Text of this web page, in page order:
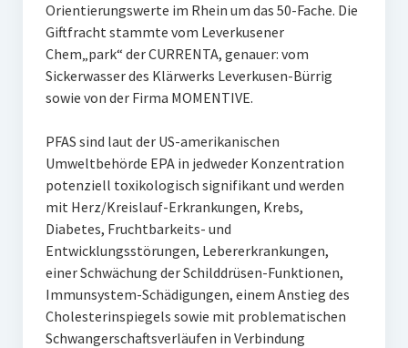
Orientierungswerte im Rhein um das 50-Fache. Die
Giftfracht stammte vom Leverkusener
Chem„park“ der CURRENTA, genauer: vom
Sickerwasser des Klärwerks Leverkusen-Bürrig
sowie von der Firma MOMENTIVE.
PFAS sind laut der US-amerikanischen
Umweltbehörde EPA in jedweder Konzentration
potenziell toxikologisch signifikant und werden
mit Herz/Kreislauf-Erkrankungen, Krebs,
Diabetes, Fruchtbarkeits- und
Entwicklungsstörungen, Lebererkrankungen,
einer Schwächung der Schilddrüsen-Funktionen,
Immunsystem-Schädigungen, einem Anstieg des
Cholesterinspiegels sowie mit problematischen
Schwangerschaftsverläufen in Verbindung